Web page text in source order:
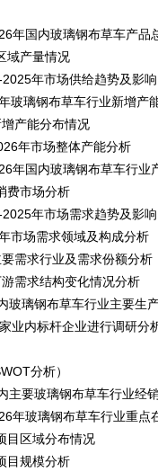
国内玻璃钢布草车产品
产量情况
年市场供给趋势及影响
钢布草车行业新增产
能分布情况
场整体产能分析
国内玻璃钢布草车行业
市场分析
年市场需求趋势及影响
需求领域及构成分析
行业及需求份额分析
结构变化情况分析
璃钢布草车行业主要生
内标杆企业进行调研分
分析）
要玻璃钢布草车行业经
玻璃钢布草车行业重点
域分布情况
规模分析